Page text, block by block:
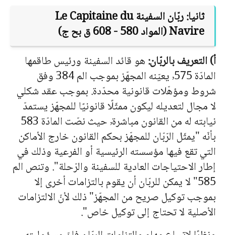
ثانيا: ربّان السفينةLe Capitaine du
Navire(المواد 580 - 608 ق بح ج)
أ) التعريف بالربّان:هو قائد السفينة ورئيس طاقمها
المادّة ٬575 يعيّنه المجهّز بموجب الم 384 وفق
شروط ومؤهّلات قانونية محدّدة. بموجب عقد شكلي
لا مجال لتعديله ليكون ممثّلًا قانونيًا للمجهّز يستمدّ
نيابته له من القانون مباشرة٬ حيث نصّت المادّة 583
بأنّه "يمثّل الرّبّان للمجهّز بحكم القانون خارج الأماكن
التي تقع فيها مؤسسته الرئيسية أو الفرعية وذلك في
إطار الاحتياجات العادية للسفينة والرّحلة". وتنص الم
585" لا يمكن للربّان أن يقوم بالتزامات أخرى إلا
بموجب توكيل صريح من المجهّز" ذلك لأنّ الالتزامات
الأصلية لا تحتاج إلى توكيل خاص".